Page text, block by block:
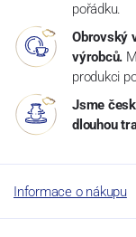
pořádku.
Obrovský
výrobců.
produkci
Jsme
dlouhou
Informace o nákupu